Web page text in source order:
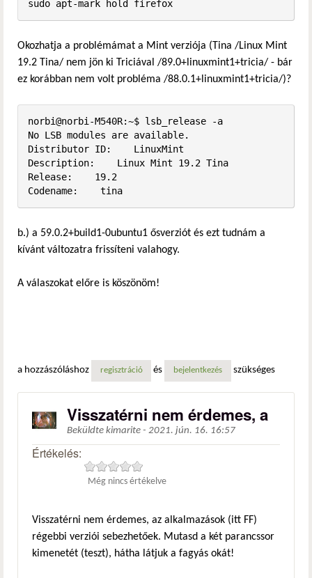
sudo apt-mark hold firefox
Okozhatja a problémámat a Mint verziója (Tina /Linux Mint
19.2 Tina/ nem jön ki Triciával /89.0+linuxmint1+tricia/ - bár
ez korábban nem volt probléma /88.0.1+linuxmint1+tricia/)?
norbi@norbi-M540R:~$ lsb_release -a
No LSB modules are available.
Distributor ID:    LinuxMint
Description:    Linux Mint 19.2 Tina
Release:    19.2
Codename:    tina
b.) a 59.0.2+build1-0ubuntu1 ősverziót és ezt tudnám a
kívánt változatra frissíteni valahogy.
A válaszokat előre is köszönöm!
a hozzászóláshoz regisztráció és bejelentkezés szükséges
Visszatérni nem érdemes, a
Beküldte kimarite - 2021. jún. 16. 16:57
Értékelés:
Még nincs értékelve
Visszatérni nem érdemes, az alkalmazások (itt FF)
régebbi verziói sebezhetőek. Mutasd a két parancssor
kimenetét (teszt), hátha látjuk a fagyás okát!